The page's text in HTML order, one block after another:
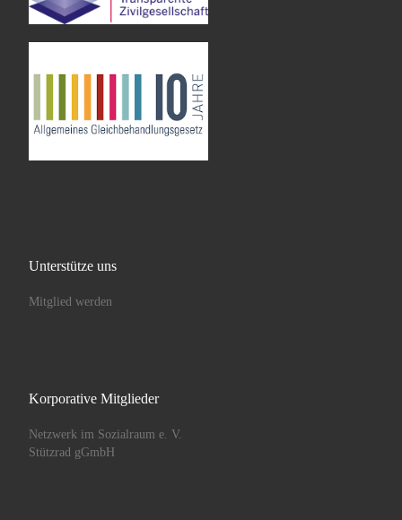
Unterstütze uns
Mitglied werden
Korporative Mitglieder
Netzwerk im Sozialraum e. V.
Stützrad gGmbH